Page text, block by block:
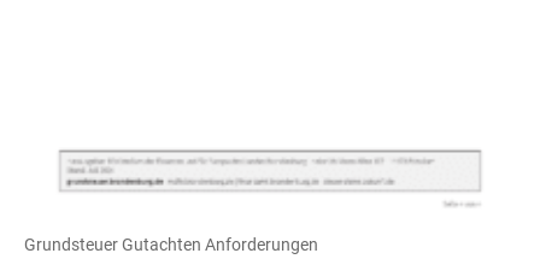
Grundsteuer Gutachten Anforderungen